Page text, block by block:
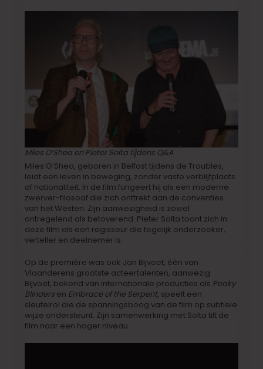
Miles O’Shea en Pieter Solta tijdens Q&A
Miles O’Shea, geboren in Belfast tijdens de Troubles,
leidt een leven in beweging, zonder vaste verblijfplaats
of nationaliteit. In de film fungeert hij als een moderne
zwerver-filosoof die zich onttrekt aan de conventies
van het Westen. Zijn aanwezigheid is zowel
ontregelend als betoverend. Pieter Solta toont zich in
deze film als een regisseur die tegelijk onderzoeker,
verteller en deelnemer is.
Op de première was ook Jan Bijvoet, één van
Vlaanderens grootste acteertalenten, aanwezig.
Bijvoet, bekend van internationale producties als Peaky
Blinders en Embrace of the Serpent, speelt een
sleutelrol die de spanningsboog van de film op subtiele
wijze ondersteunt. Zijn samenwerking met Solta tilt de
film naar een hoger niveau.